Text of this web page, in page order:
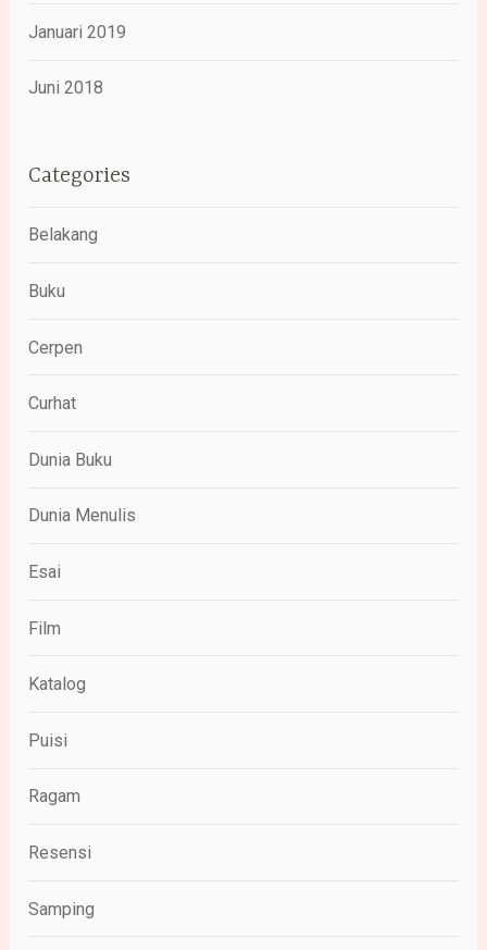
Januari 2019
Juni 2018
Categories
Belakang
Buku
Cerpen
Curhat
Dunia Buku
Dunia Menulis
Esai
Film
Katalog
Puisi
Ragam
Resensi
Samping